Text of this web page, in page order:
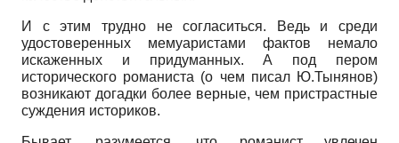
И с этим трудно не согласиться. Ведь и среди
удостоверенных мемуаристами фактов немало
искаженных и придуманных. А под пером
исторического романиста (о чем писал Ю.Тынянов)
возникают догадки более верные, чем пристрастные
суждения историков.